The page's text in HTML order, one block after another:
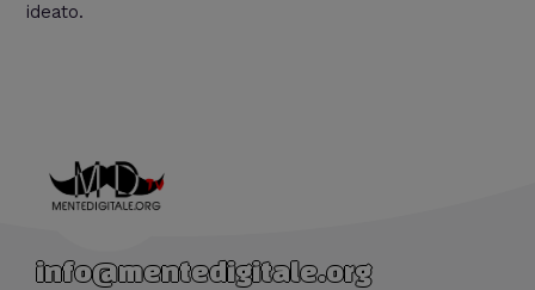
ideato.
info@mentedigitale.org